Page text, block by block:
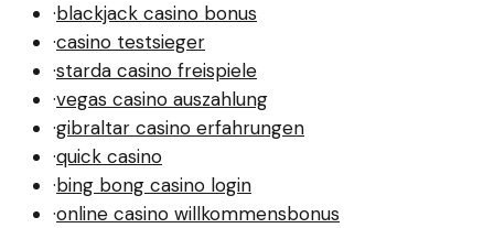
·blackjack casino bonus
·casino testsieger
·starda casino freispiele
·vegas casino auszahlung
·gibraltar casino erfahrungen
·quick casino
·bing bong casino login
·online casino willkommensbonus